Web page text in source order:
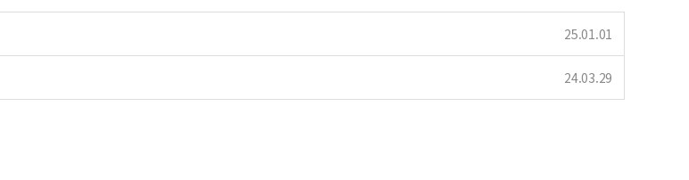
25.01.01
24.03.29